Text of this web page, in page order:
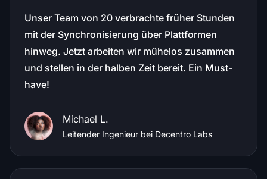
Unser Team von 20 verbrachte früher Stunden
mit der Synchronisierung über Plattformen
hinweg. Jetzt arbeiten wir mühelos zusammen
und stellen in der halben Zeit bereit. Ein Must-
have!
Michael L.
Leitender Ingenieur bei Decentro Labs